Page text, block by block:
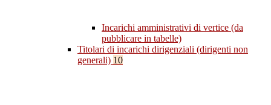
Incarichi amministrativi di vertice (da
pubblicare in tabelle)
Titolari di incarichi dirigenziali (dirigenti non
generali) 10